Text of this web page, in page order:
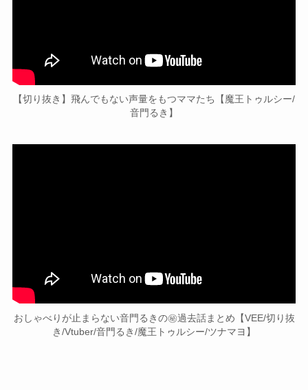
【切り抜き】飛んでもない声量をもつママたち【魔王トゥルシー/
音門るき】
おしゃべりが止まらない音門るきの㊙過去話まとめ【VEE/切り抜
き/Vtuber/音門るき/魔王トゥルシー/ツナマヨ】